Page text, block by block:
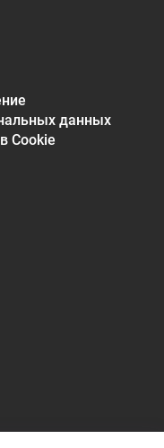
данных
Cookie